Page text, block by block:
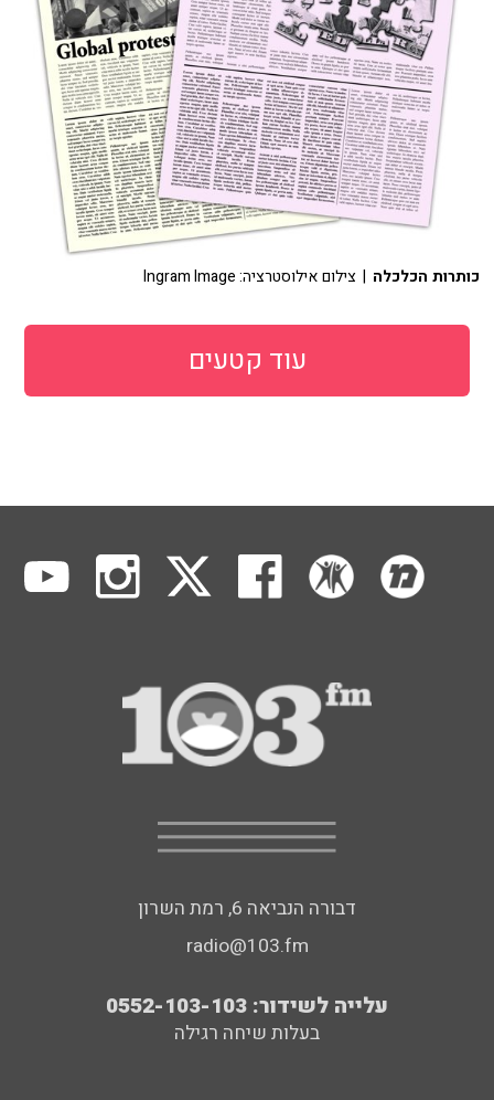
כותרות הכלכלה | צילום אילוסטרציה: Ingram Image
עוד קטעים
דבורה הנביאה 6, רמת השרון
radio@103.fm
עלייה לשידור: 0552-103-103
בעלות שיחה רגילה